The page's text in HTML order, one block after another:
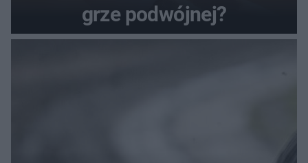
grze podwójnej?